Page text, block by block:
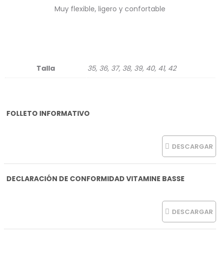
Muy flexible, ligero y confortable
Talla 35, 36, 37, 38, 39, 40, 41, 42
FOLLETO INFORMATIVO
DESCARGAR
DECLARACIÓN DE CONFORMIDAD VITAMINE BASSE
DESCARGAR